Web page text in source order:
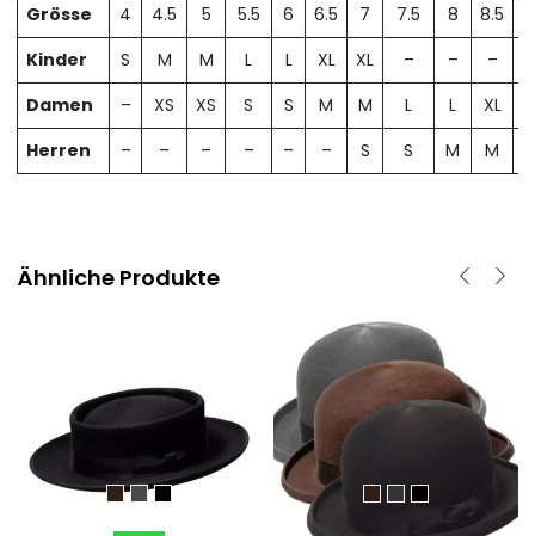
Grösse 4 4.5 5 5.5 6 6.5 7 7.5 8 8.5
Kinder
S M M L L XL XL – – –
Damen
– XS XS S S M M L L XL
Herren
– – – – – – S S M M
Ähnliche Produkte